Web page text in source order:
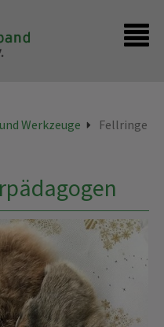
Werkzeuge
Fellringe